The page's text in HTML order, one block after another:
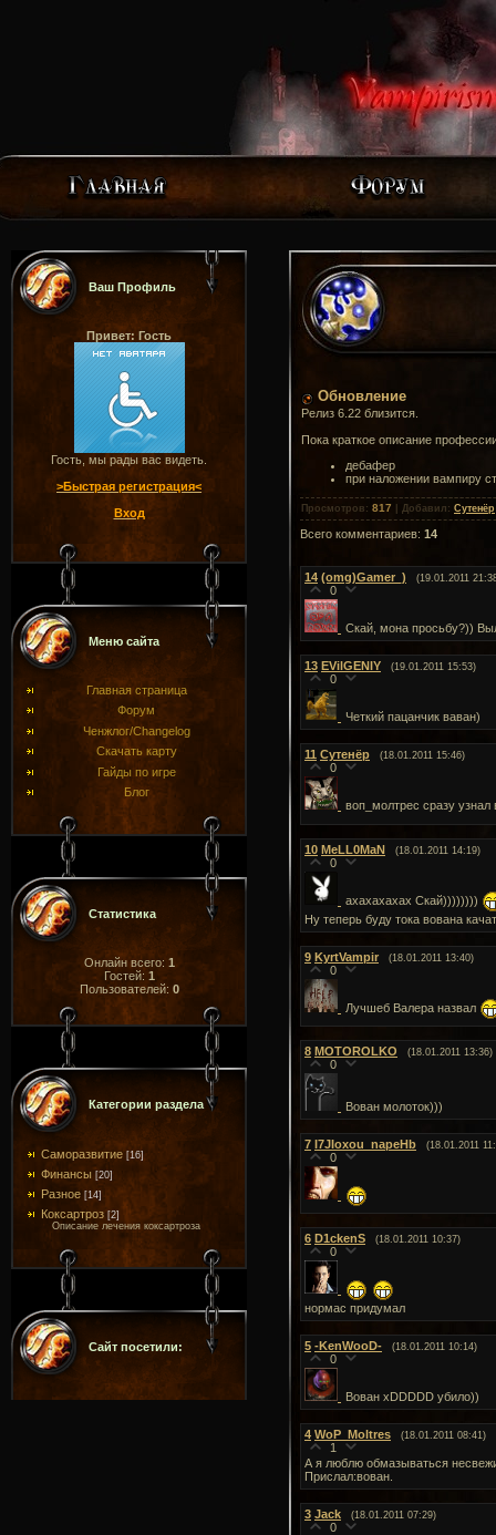
Ваш Профиль
Привет: Гость
Гость, мы рады вас видеть.
>Быстрая регистрация<
Вход
Меню сайта
Главная страница
Форум
Ченжлог/Changelog
Скачать карту
Гайды по игре
Блог
Статистика
Онлайн всего: 1
Гостей: 1
Пользователей: 0
Категории раздела
Саморазвитие [16]
Финансы [20]
Разное [14]
Коксартроз [2]
Описание лечения коксартроза
Сайт посетили:
Обновление
Релиз 6.22 близится.
Пока краткое описание
дебафер
при наложении вампиру
Просмотров : 817 Добавил : Сутенёр
Всего комментариев: 14
14 (omg)Gamer_) (19.01.2011
0
Скай, мона просьбу?))
13 EVilGENIY (19.01.2011 15:53)
0
Четкий пацанчик ваван)
11 Сутенёр (18.01.2011 15:46)
0
воп_молтрес сразу
10 MeLL0MaN (18.01.2011 14:19)
0
ахахахахах Скай))))))))
Ну теперь буду тока вована
9 KyrtVampir (18.01.2011 13:40)
0
Лучшеб Валера назвал
8 MOTOROLKO (18.01.2011 13:36)
0
Вован молоток)))
7 I7JIoxou_napeHb (18.01.2011
0
6 D1ckenS (18.01.2011 10:37)
0
нормас придумал
5 -KenWooD- (18.01.2011 10:14)
0
Вован xDDDDD убило))
4 WoP_Moltres (18.01.2011 08:41)
1
А я люблю обмазываться
Прислал:вован.
3 Jack (18.01.2011 07:29)
0